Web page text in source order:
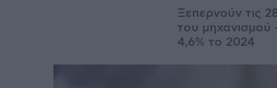
Ξεπερνούν τις
του μηχανισμού
4,6% το 2024